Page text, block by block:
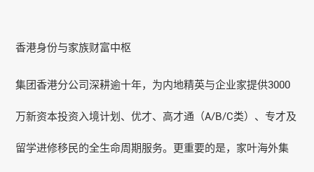
香港身份与家族财富中枢
集团香港分公司深耕逾十年，为内地精英与企业家提供3000
万新资本投资入境计划、优才、高才通（A/B/C类）、专才及
留学进修移民的全生命周期服务。更重要的是，家叶海外集